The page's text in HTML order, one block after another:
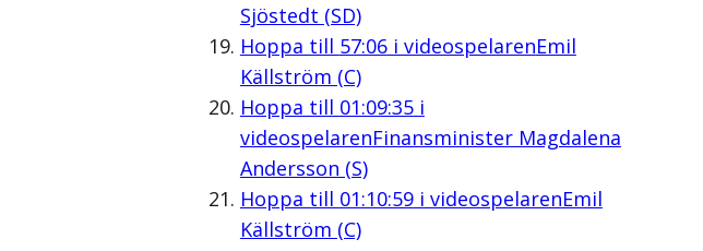
Sjöstedt (SD)
Hoppa till 57:06i videospelarenEmil
Källström (C)
Hoppa till 01:09:35i
videospelarenFinansminister Magdalena
Andersson (S)
Hoppa till 01:10:59i videospelarenEmil
Källström (C)